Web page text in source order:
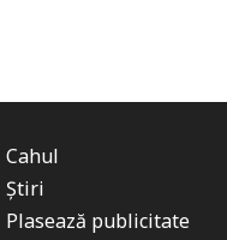
Cahul
Știri
Plasează publicitate